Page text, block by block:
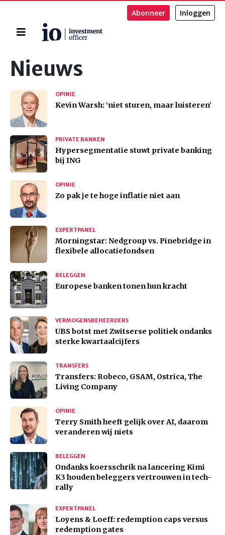
Home
Abonneer Inloggen
Zoeken
Nieuws
OPINIE
Kevin Warsh: ‘niet sturen, maar luisteren’
PRIVATE BANKEN
Hypersegmentatie stuwt private banking
bij ING
OPINIE
Zo pak je te hoge inflatie niet aan
EXPERTPANEL
Morningstar: Nedgroup vs. Pinebridge in
flexibele allocatiefondsen
BELEGGEN
Europese banken tonen hun kracht
VERMOGENSBEHEERDERS
UBS botst met Zwitserse politiek ondanks
sterke kwartaalcijfers
TRANSFERS
Transfers: Robeco, GSAM, Ostrica, The
Living Company
OPINIE
Terry Smith heeft gelijk over AI, daarom
veranderen wij niets
BELEGGEN
Ondanks koersschrik na lancering Kimi
K3 houden beleggers vertrouwen in tech-
rally
EXPERTPANEL
Loyens & Loeff: redemption caps versus
redemption gates